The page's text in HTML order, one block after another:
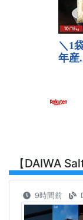
【DAIWA
9時間前